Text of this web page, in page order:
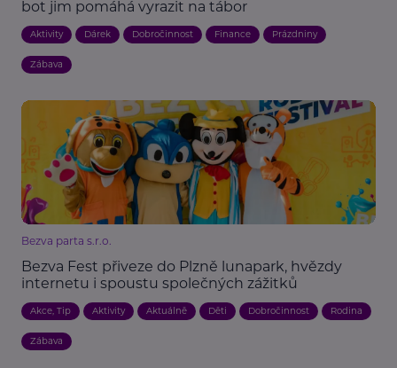
bot jim pomáhá vyrazit na tábor
Aktivity Dárek Dobročinnost Finance Prázdniny
Zábava
Bezva parta s.r.o.
Bezva Fest přiveze do Plzně lunapark, hvězdy
internetu i spoustu společných zážitků
Akce, Tip Aktivity Aktuálně Děti Dobročinnost Rodina
Zábava